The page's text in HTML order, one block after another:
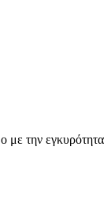
με την εγκυρότητα